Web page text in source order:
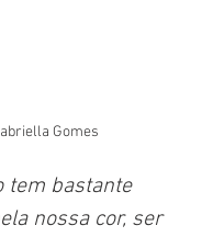
Gomes
tem bastante
nossa cor, ser